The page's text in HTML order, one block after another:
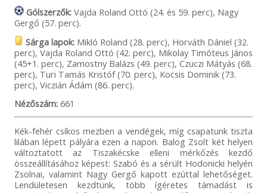
Gólszerzők:Vajda Roland Ottó (24. és 59. perc), Nagy
Gergő (57. perc).
Sárga lapok:Mikló Roland (28. perc), Horváth Dániel (32.
perc), Vajda Roland Ottó (42. perc), Mikolay Timóteus János
(45+1. perc), Zamostny Balázs (49. perc), Czuczi Mátyás (68.
perc), Turi Tamás Kristóf (70. perc), Kocsis Dominik (73.
perc), Viczián Ádám (86. perc).
Nézőszám:661
Kék-fehér csíkos mezben a vendégek, míg csapatunk tiszta
lilában lépett pályára ezen a napon. Balog Zsolt két helyen
változtatott az Tiszakécske elleni mérkőzés kezdő
összeállításához képest: Szabó és a sérült Hodonicki helyén
Zsolnai, valamint Nagy Gergő kapott ezúttal lehetőséget.
Lendületesen kezdtünk, több ígéretes támadást is